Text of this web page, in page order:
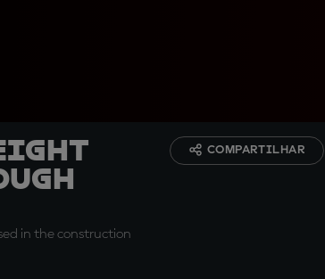
in the construction
COMPARTILHAR